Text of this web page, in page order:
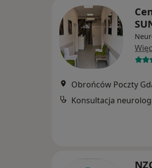
Konsultacja